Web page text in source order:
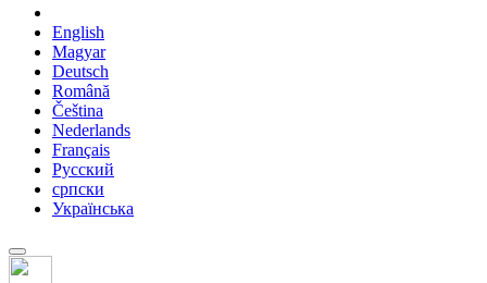
English
Magyar
Deutsch
Română
Čeština
Nederlands
Français
Русский
српски
Українська